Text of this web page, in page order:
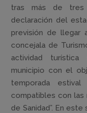
tras más de tres
declaración del
previsión de llegar
concejala de
actividad
municipio con el
temporada
compatibles con las
de Sanidad”. En